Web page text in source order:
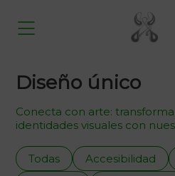
Diseño único
Conecta con arte:
identidades visuales con
Todas Accesibilidad